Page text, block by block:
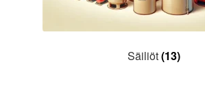
Säiliöt(13)